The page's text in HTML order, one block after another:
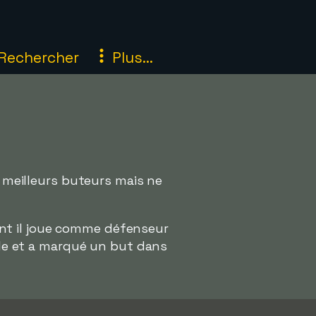
Plus...
buteurs mais ne
il joue comme défenseur
et a marqué un but dans